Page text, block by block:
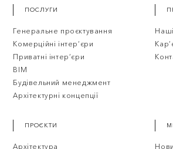
ПОСЛУГИ
Генеральне проєктування
Комерційні інтер’єри
Приватні інтер’єри
BIM
Будівельний менеджмент
Архітектурні концепції
ПРОЄКТИ
Архітектура
Наші